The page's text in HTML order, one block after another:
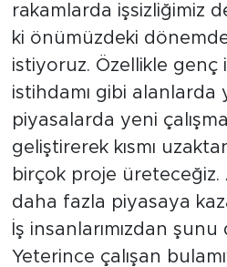
rakamlarda işsizliğimiz
ki önümüzdeki
istiyoruz. Özellikle genç
istihdamı gibi alanlarda
piyasalarda yeni
geliştirerek kısmı
birçok proje üreteceğiz.
daha fazla piyasaya
İş insanlarımızdan
Yeterince çalışan